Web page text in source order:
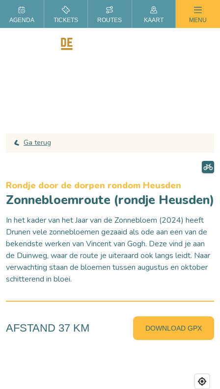
ZOMER IN DE LANGSTRAAT
Ga terug
Rondje door de dorpen rondom Heusden
Zonnebloemroute (rondje Heusden)
In het kader van het Jaar van de Zonnebloem (2024) heeft
Drunen vele zonnebloemen gezaaid als ode aan een van de
bekendste werken van Vincent van Gogh. Deze vind je aan
de Duinweg, waar de route je uiteraard ook langs leidt. Naar
verwachting staan de bloemen tussen augustus en oktober
schitterend in bloei.
AFSTAND 37 KM DOWNLOAD GPX
AGENDA TICKETS ROUTES KAART MENU